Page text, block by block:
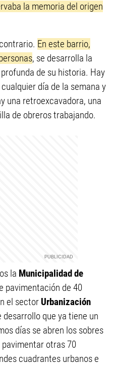
la memoria del origen
En este barrio,
, se desarrolla la
de su historia. Hay
día de la semana y
una retroexcavadora, una
de obreros trabajando.
la Municipalidad de
pavimentación de 40
el sector Urbanización
que ya tiene un
días se abren los sobres
otras 70
cuadrantes urbanos e